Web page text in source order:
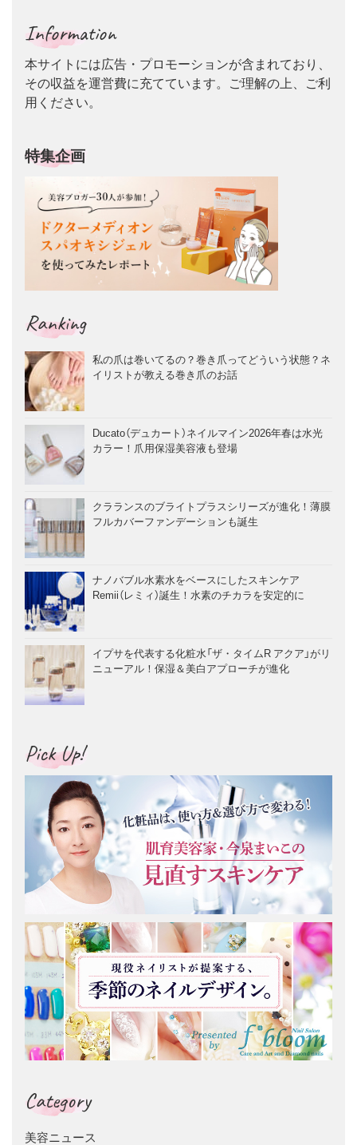
Information
本サイトには広告・プロモーションが含まれており、
その収益を運営費に充てています。ご理解の上、ご利
用ください。
特集企画
Ranking
私の爪は巻いてるの？巻き爪ってどういう状態？ネ
イリストが教える巻き爪のお話
Ducato（デュカート）ネイルマイン2026年春は水光
カラー！爪用保湿美容液も登場
クラランスのブライトプラスシリーズが進化！薄膜
フルカバーファンデーションも誕生
ナノバブル水素水をベースにしたスキンケア
Remii（レミィ）誕生！水素のチカラを安定的に
イプサを代表する化粧水「ザ・タイムR アクア」がリ
ニューアル！保湿＆美白アプローチが進化
Pick Up!
Category
美容ニュース